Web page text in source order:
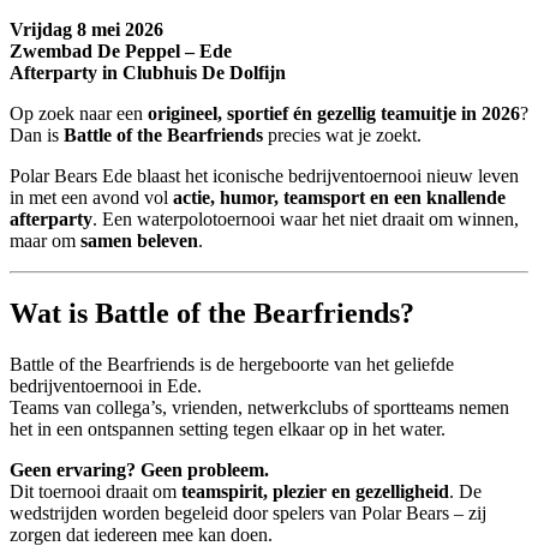
Vrijdag 8 mei 2026
Zwembad De Peppel – Ede
Afterparty in Clubhuis De Dolfijn
Op zoek naar een origineel, sportief én gezellig teamuitje in 2026?
Dan is Battle of the Bearfriends precies wat je zoekt.
Polar Bears Ede blaast het iconische bedrijventoernooi nieuw leven
in met een avond vol actie, humor, teamsport en een knallende
afterparty. Een waterpolotoernooi waar het niet draait om winnen,
maar om samen beleven.
Wat is Battle of the Bearfriends?
Battle of the Bearfriends is de hergeboorte van het geliefde
bedrijventoernooi in Ede.
Teams van collega’s, vrienden, netwerkclubs of sportteams nemen
het in een ontspannen setting tegen elkaar op in het water.
Geen ervaring? Geen probleem.
Dit toernooi draait om teamspirit, plezier en gezelligheid. De
wedstrijden worden begeleid door spelers van Polar Bears – zij
zorgen dat iedereen mee kan doen.